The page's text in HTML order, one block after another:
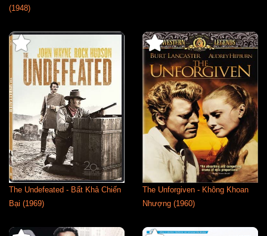
(1948)
The Undefeated - Bất Khả Chiến
Bại (1969)
The Unforgiven - Không Khoan
Nhượng (1960)